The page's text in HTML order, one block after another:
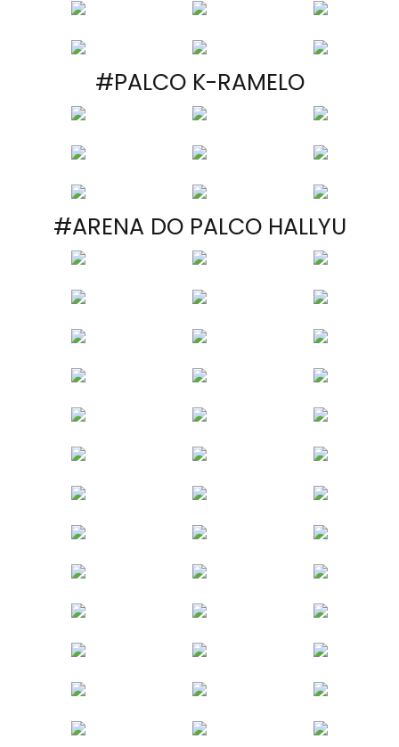
#PALCO K-RAMELO
#ARENA DO PALCO HALLYU